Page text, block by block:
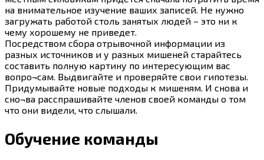
на внимательное изучение ваших записей. Не нужно
загружать работой столь занятых людей – это ни к
чему хорошему не приведет.
Посредством сбора отрывочной информации из
разных источников и у разных мишеней старайтесь
составить полную картину по интересующим вас
вопро¬сам. Выдвигайте и проверяйте свои гипотезы.
Придумывайте новые подходы к мишеням. И снова и
сно¬ва расспрашивайте членов своей команды о том
что они видели, что слышали.
Обучение команды